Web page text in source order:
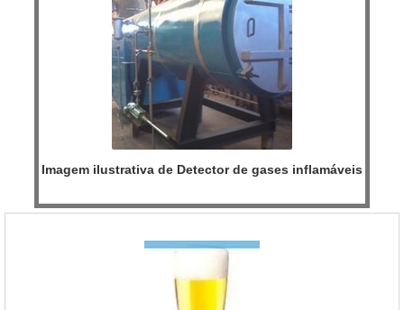
Imagem ilustrativa de Detector de gases inflamáveis